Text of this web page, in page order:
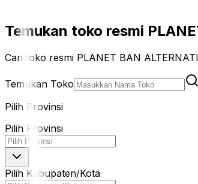
Temukan toko resmi
Cari toko resmi PLANET BAN
Temukan Toko
Pilih Provinsi
Pilih Provinsi
Pilih Kabupaten/Kota